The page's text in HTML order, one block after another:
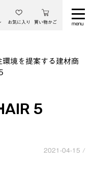
お気に入り 買い物かご
境を提案する建材商
5
2021-04-15 /